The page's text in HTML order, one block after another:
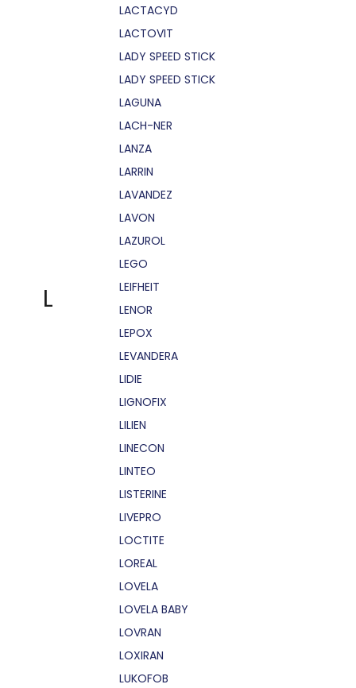
L
LACTACYD
LACTOVIT
LADY SPEED STICK
LADY SPEED STICK
LAGUNA
LACH-NER
LANZA
LARRIN
LAVANDEZ
LAVON
LAZUROL
LEGO
LEIFHEIT
LENOR
LEPOX
LEVANDERA
LIDIE
LIGNOFIX
LILIEN
LINECON
LINTEO
LISTERINE
LIVEPRO
LOCTITE
LOREAL
LOVELA
LOVELA BABY
LOVRAN
LOXIRAN
LUKOFOB